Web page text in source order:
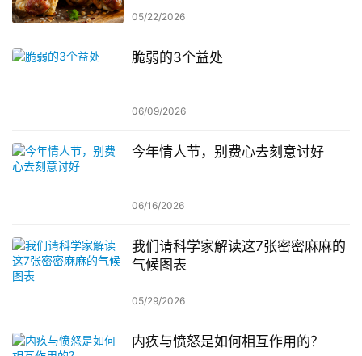
05/22/2026
脆弱的3个益处
06/09/2026
今年情人节，别费心去刻意讨好
06/16/2026
我们请科学家解读这7张密密麻麻的
气候图表
05/29/2026
内疚与愤怒是如何相互作用的？